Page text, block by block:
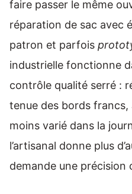
faire passer le même
réparation de sac avec
patron et parfois
industrielle fonctionne
contrôle qualité serré :
tenue des bords
moins varié dans la
l’artisanal donne plus
demande une